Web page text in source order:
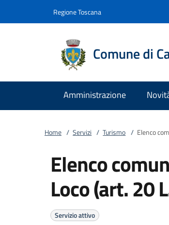
Regione Toscana
Comune di
Amministrazione
Home / Servizi / Turismo / Elenco
Elenco
Loco (art. 20
Servizio attivo